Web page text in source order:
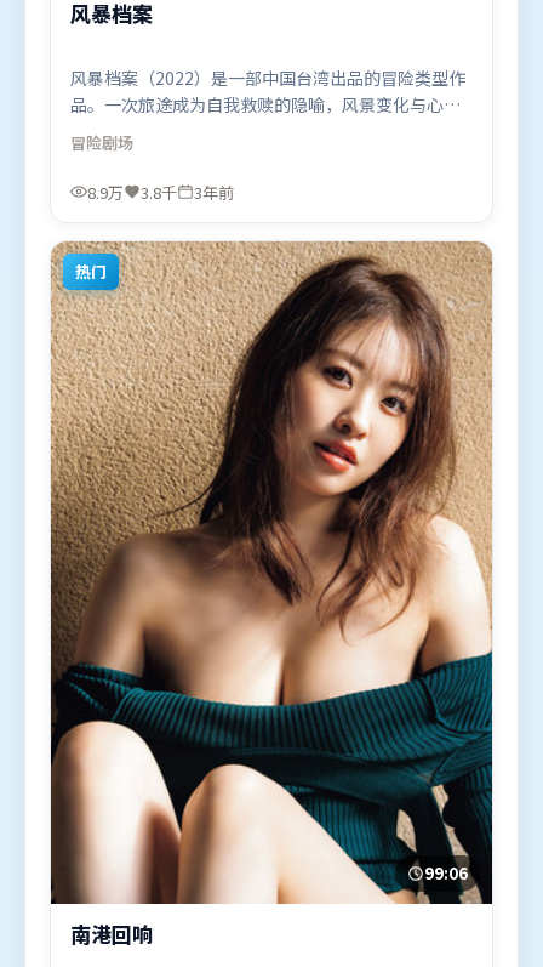
风暴档案
风暴档案（2022）是一部中国台湾出品的冒险类型作
品。一次旅途成为自我救赎的隐喻，风景变化与心境
转折彼此呼应。高潮段落信息密度高，情绪释放与主
题回扣同时完成。由洪常秀执导，周迅、奥卡菲娜、
宋康昊，雷佳音、杨幂、朱一龙等联袂出演。影片于
合喜欢冒险题材的观众观看。
冒险剧场
8.9万 3.8千 3年前
热门
99:06
南港回响